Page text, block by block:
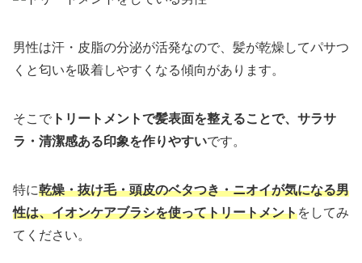
男性は汗・皮脂の分泌が活発なので、髪が乾燥してパサつ
くと匂いを吸着しやすくなる傾向があります。
そこで トリートメントで髪表面を整えることで、サラサ
ラ・清潔感ある印象を作りやすいです。
特に乾燥・抜け毛・頭皮のベタつき・ニオイが気になる男
性は、イオンケアブラシを使ってトリートメントをしてみ
てください。